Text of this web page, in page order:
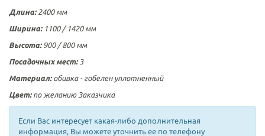
Длина:2400 мм
Ширина:1100 / 1420 мм
Высота: 900 / 800 мм
Посадочных мест:3
Материал: обивка - гобелен уплотненный
Цвет: по желанию Заказчика
Если Вас интересует какая-либо дополнительная
информация, Вы можете уточнить ее по телефону